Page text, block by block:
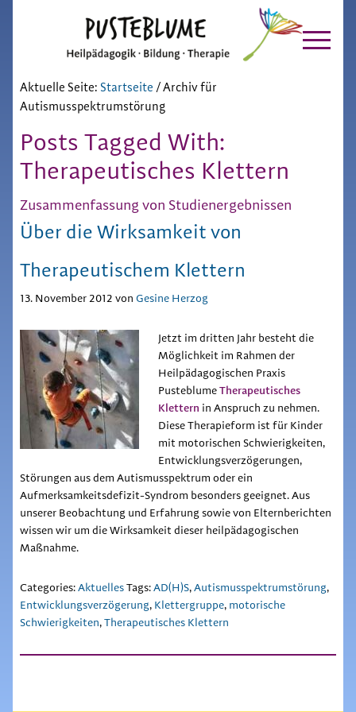
Hauptnavigation
content
Pusteblume
Chiemgau
Aktuelle Seite: Startseite /Archiv für
Autismusspektrumstörung
Posts Tagged With:
Therapeutisches Klettern
Über die Wirksamkeit von
Therapeutischem Klettern
Zusammenfassung von Studienergebnissen
13. November 2012 von Gesine Herzog
Jetzt im dritten Jahr besteht die
Möglichkeit im Rahmen der
Heilpädagogischen Praxis
PusteblumeTherapeutisches
Klettern in Anspruch zu nehmen.
Diese Therapieform ist für Kinder
mit motorischen Schwierigkeiten,
Entwicklungsverzögerungen,
Störungen aus dem Autismusspektrum oder ein
Aufmerksamkeitsdefizit-Syndrom besonders geeignet. Aus
unserer Beobachtung und Erfahrung sowie von Elternberichten
wissen wir um die Wirksamkeit dieser heilpädagogischen
Maßnahme.
Categories:AktuellesTags:AD(H)S,Autismusspektrumstörung,
Entwicklungsverzögerung, Klettergruppe, motorische
Schwierigkeiten,Therapeutisches Klettern